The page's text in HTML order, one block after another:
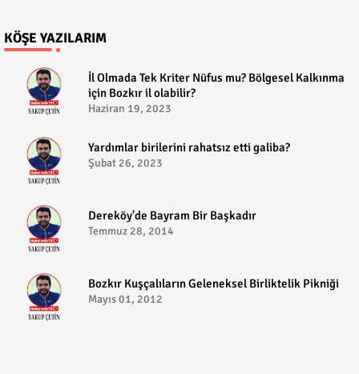
KÖŞE YAZILARIM
​İl Olmada Tek Kriter Nüfus mu? Bölgesel Kalkınma
için Bozkır il olabilir?
Haziran 19, 2023
​Yardımlar birilerini rahatsız etti galiba?
Şubat 26, 2023
Dereköy'de Bayram Bir Başkadır
Temmuz 28, 2014
Bozkır Kuşçalıların Geleneksel Birliktelik Pikniği
Mayıs 01, 2012